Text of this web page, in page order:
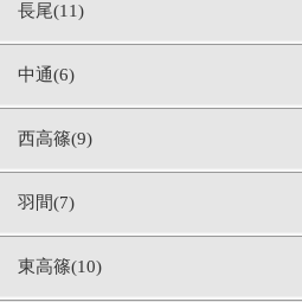
長尾(11)
中通(6)
西高篠(9)
羽間(7)
東高篠(10)